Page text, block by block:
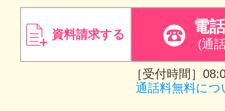
資料請求する 電
(通
［受付時間］
通話料無料につ